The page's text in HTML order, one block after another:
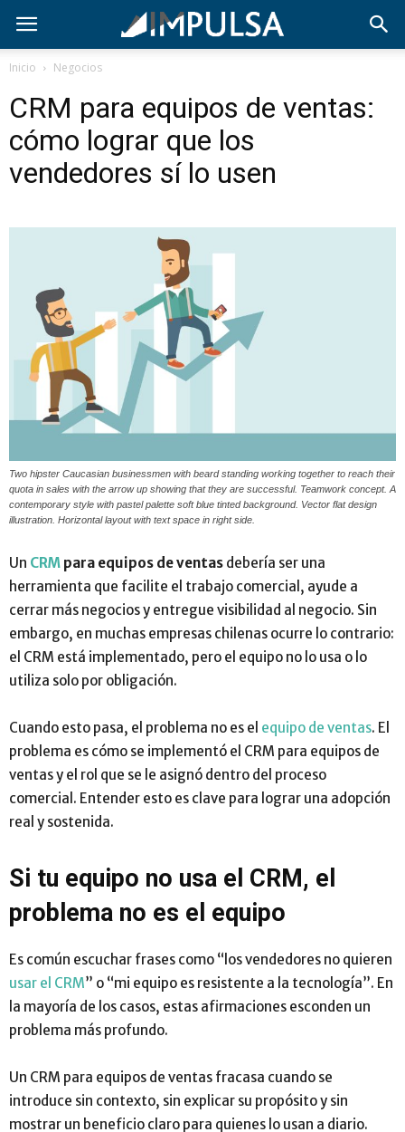
Inicio Negocios
CRM para equipos de ventas:
cómo lograr que los
vendedores sí lo usen
Two hipster Caucasian businessmen with beard standing working together to reach their
quota in sales with the arrow up showing that they are successful. Teamwork concept. A
contemporary style with pastel palette soft blue tinted background. Vector flat design
illustration. Horizontal layout with text space in right side.
Un CRM para equipos de ventas debería ser una
herramienta que facilite el trabajo comercial, ayude a
cerrar más negocios y entregue visibilidad al negocio. Sin
embargo, en muchas empresas chilenas ocurre lo contrario:
el CRM está implementado, pero el equipo no lo usa o lo
utiliza solo por obligación.
Cuando esto pasa, el problema no es el equipo de ventas. El
problema es cómo se implementó el CRM para equipos de
ventas y el rol que se le asignó dentro del proceso
comercial. Entender esto es clave para lograr una adopción
real y sostenida.
Si tu equipo no usa el CRM, el
problema no es el equipo
Es común escuchar frases como “los vendedores no quieren
usar el CRM” o “mi equipo es resistente a la tecnología”. En
la mayoría de los casos, estas afirmaciones esconden un
problema más profundo.
Un CRM para equipos de ventas fracasa cuando se
introduce sin contexto, sin explicar su propósito y sin
mostrar un beneficio claro para quienes lo usan a diario.